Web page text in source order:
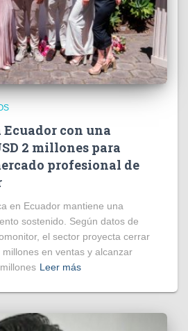
Ecuador con una
2 millones para
profesional de
en Ecuador mantiene una
sostenido. Según datos de
el sector proyecta cerrar
en ventas y alcanzar
Leer más